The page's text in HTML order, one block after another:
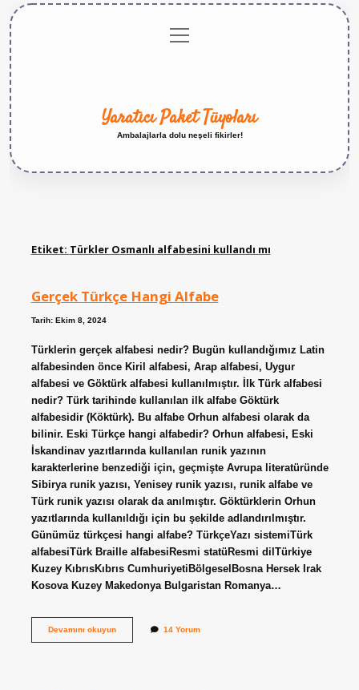
menüyü
aç
Yaratıcı Paket Tüyoları
Ambalajlarla dolu neşeli fikirler!
Etiket: Türkler Osmanlı alfabesini kullandı mı
Gerçek Türkçe Hangi Alfabe
Tarih: Ekim 8, 2024
Türklerin gerçek alfabesi nedir? Bugün kullandığımız Latin
alfabesinden önce Kiril alfabesi, Arap alfabesi, Uygur
alfabesi ve Göktürk alfabesi kullanılmıştır. İlk Türk alfabesi
nedir? Türk tarihinde kullanılan ilk alfabe Göktürk
alfabesidir (Köktürk). Bu alfabe Orhun alfabesi olarak da
bilinir. Eski Türkçe hangi alfabedir? Orhun alfabesi, Eski
İskandinav yazıtlarında kullanılan runik yazının
karakterlerine benzediği için, geçmişte Avrupa literatüründe
Sibirya runik yazısı, Yenisey runik yazısı, runik alfabe ve
Türk runik yazısı olarak da anılmıştır. Göktürklerin Orhun
yazıtlarında kullanıldığı için bu şekilde adlandırılmıştır.
Günümüz türkçesi hangi alfabe? TürkçeYazı sistemiTürk
alfabesiTürk Braille alfabesiResmi statüResmi dilTürkiye
Kuzey KıbrısKıbrıs CumhuriyetiBölgeselBosna Hersek Irak
Kosova Kuzey Makedonya Bulgaristan Romanya…
Devamını okuyunGerçek
14 Yorum